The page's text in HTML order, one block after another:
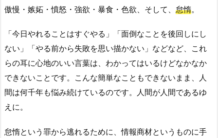
傲慢・嫉妬・憤怒・強欲・暴食・色欲、そして、 怠惰。
「今日やれることはすぐやる」「面倒なことを後回しにし
ない」「やる前から失敗を思い描かない」などなど、これ
らの耳に心地のいい言葉は、わかってはいるけどなかなか
できないことです。こんな簡単なこともできないまま、人
間は何千年も悩み続けているのです。人間が人間であるゆ
えに。
怠惰という罪から逃れるために、情報商材というものに手